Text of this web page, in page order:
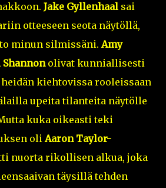
Jake Gyllenhaal sai
otteeseen seota näytöllä,
minun silmissäni.Amy
olivat kunniallisesti
kiehtovissa rooleissaan
upeita tilanteita näytölle
kuka oikeasti teki
oliAaron Taylor-
nuorta rikollisen alkua, joka
täysillä tehden